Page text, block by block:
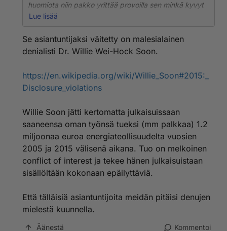
huomiota niin pakko yrittää provoilla sen minkä kyvyt
antavat periksi. Onhan tuo toki sikäli valaisevaa että
Lue lisää
Se asiantuntijaksi väitetty on malesialainen
denialisti Dr. Willie Wei-Hock Soon.
https://en.wikipedia.org/wiki/Willie_Soon#2015:_
Disclosure_violations
Willie Soon jätti kertomatta julkaisuissaan
saaneensa oman työnsä tueksi (mm palkkaa) 1.2
miljoonaa euroa energiateollisuudelta vuosien
2005 ja 2015 välisenä aikana. Tuo on melkoinen
conflict of interest ja tekee hänen julkaisuistaan
sisällöltään kokonaan epäilyttäviä.
Että tälläisiä asiantuntijoita meidän pitäisi denujen
mielestä kuunnella.
Äänestä Kommentoi